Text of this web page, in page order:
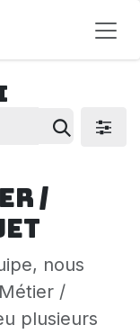
/
nous
/
plusieurs